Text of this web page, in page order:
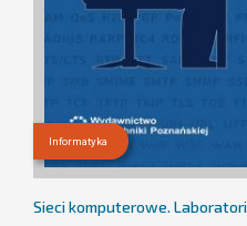
Informatyka
Sieci komputerowe.